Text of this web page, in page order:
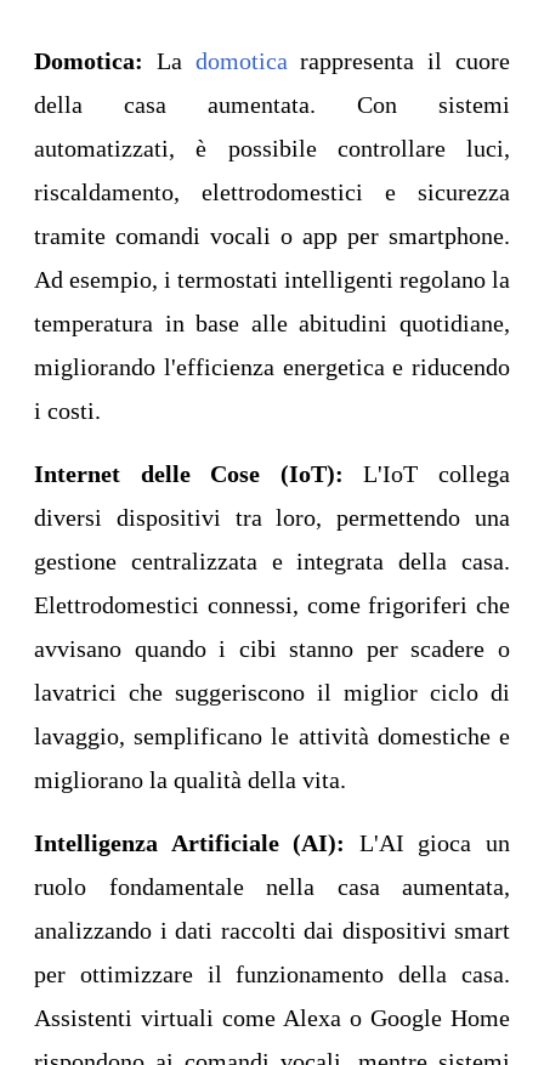
Domotica: La domoticarappresenta il cuore
della casa aumentata. Con sistemi
automatizzati, è possibile controllare luci,
riscaldamento, elettrodomestici e sicurezza
tramite comandi vocali o app per smartphone.
Ad esempio, i termostati intelligenti regolano la
temperatura in base alle abitudini quotidiane,
migliorando l'efficienza energetica e riducendo
i costi.
Internet delle Cose (IoT): L'IoT collega
diversi dispositivi tra loro, permettendo una
gestione centralizzata e integrata della casa.
Elettrodomestici connessi, come frigoriferi che
avvisano quando i cibi stanno per scadere o
lavatrici che suggeriscono il miglior ciclo di
lavaggio, semplificano le attività domestiche e
migliorano la qualità della vita.
Intelligenza Artificiale (AI):
L'AI gioca un
ruolo fondamentale nella casa aumentata,
analizzando i dati raccolti dai dispositivi smart
per ottimizzare il funzionamento della casa.
Assistenti virtuali come Alexa o Google Home